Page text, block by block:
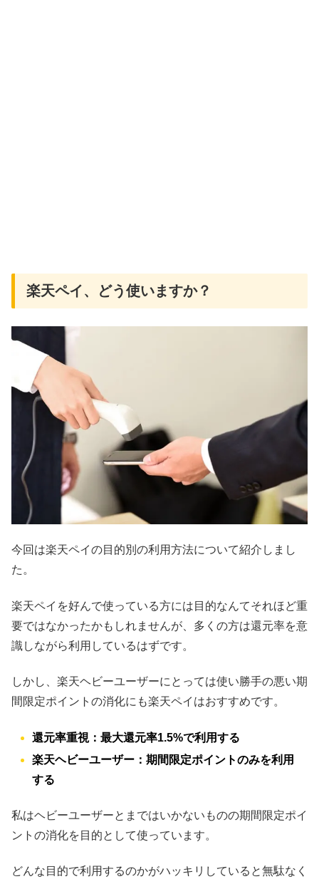
楽天ペイ、どう使いますか？
今回は楽天ペイの目的別の利用方法について紹介しまし
た。
楽天ペイを好んで使っている方には目的なんてそれほど重
要ではなかったかもしれませんが、多くの方は還元率を意
識しながら利用しているはずです。
しかし、楽天ヘビーユーザーにとっては使い勝手の悪い期
間限定ポイントの消化にも楽天ペイはおすすめです。
還元率重視：最大還元率1.5%で利用する
楽天ヘビーユーザー：期間限定ポイントのみを利用
する
私はヘビーユーザーとまではいかないものの期間限定ポイ
ントの消化を目的として使っています。
どんな目的で利用するのかがハッキリしていると無駄なく